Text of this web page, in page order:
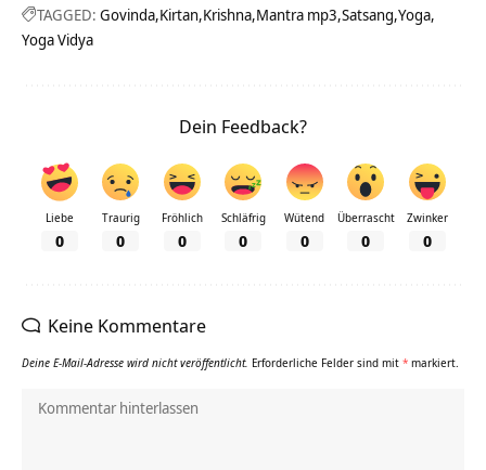
TAGGED: Govinda Kirtan Krishna Mantra mp3 Satsang Yoga
Yoga Vidya
Dein Feedback?
Liebe
0
Traurig
0
Fröhlich
0
Schläfrig
0
Wütend
0
Überrascht
0
Zwinker
0
Keine Kommentare
Deine E-Mail-Adresse wird nicht veröffentlicht. Erforderliche Felder sind mit * markiert.